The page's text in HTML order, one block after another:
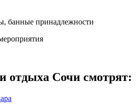
банные принадлежности
отдыха Сочи смотрят: